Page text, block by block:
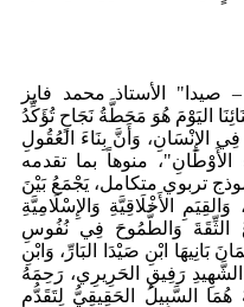
الأستاذ محمد فايز
اليَوْمَ هُوَ مَحَطَّةُ نَجَاحٍ تُؤَكِّدُ
فِي الإِنْسَانِ، وَأَنَّ بِنَاءَ العُقُولِ
منوهاً بما تقدمه
تربوي متكامل، يَجْمَعُ بَيْنَ
وَالقِيَمِ الأَخْلَاقِيَّةِ وَالإِسْلَامِيَّةِ
الثِّقَةَ وَالطُّمُوحَ فِي نُفُوسِ
بَانِيهَا ابْنِ صَيْدَا البَارِّ، وَابْنِ
رَفِيقِ الحَرِيرِي، رَحِمَهُ
هُمَا السَّبِيلُ الحَقِيقِيُّ لِتَقَدُّمِ